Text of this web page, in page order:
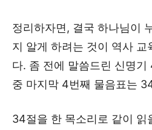
정리하자면, 결국 하나님이
지 알게 하려는 것이 역사 교
다. 좀 전에 말씀드린 신명
중 마지막 4번째 물음표는
34절을 한 목소리로 같이 읽